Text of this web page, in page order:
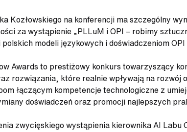
Kozłowskiego na konferencji ma szczególny
za wystąpienie „PLLuM i OPI – robimy
modeli językowych i doświadczeniom
Awards to prestiżowy konkurs towarzyszący
rozwiązania, które realnie wpływają na
łączącym kompetencje technologiczne z
doświadczeń oraz promocji najlepszych
zwycięskiego wystąpienia kierownika AI Labu